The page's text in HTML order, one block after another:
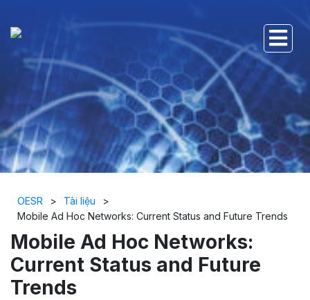
OESR > Tài liệu
>
Mobile Ad Hoc Networks: Current Status and Future Trends
Mobile Ad Hoc Networks:
Current Status and Future
Trends